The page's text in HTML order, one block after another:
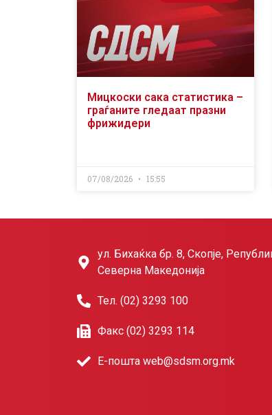
Мицкоски сака статистика –
граѓаните гледаат празни
фрижидери
07/08/2026 15:55
ул. Бихаќка бр. 8, Скопје,
Северна Македонија
Тел. (02) 3293 100
Факс (02) 3293 114
Е-пошта web@sdsm.org.mk